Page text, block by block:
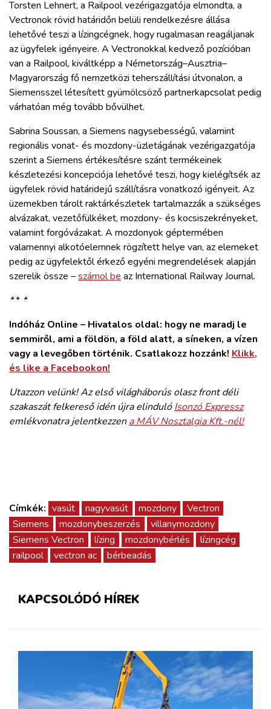
Torsten Lehnert, a Railpool vezérigazgatója elmondta, a
Vectronok rövid határidőn belüli rendelkezésre állása
lehetővé teszi a lízingcégnek, hogy rugalmasan reagáljanak
az ügyfelek igényeire. A Vectronokkal kedvező pozícióban
van a Railpool, kiváltképp a Németország–Ausztria–
Magyarország fő nemzetközi teherszállítási útvonalon, a
Siemensszel létesített gyümölcsöző partnerkapcsolat pedig
várhatóan még tovább bővülhet.
Sabrina Soussan, a Siemens nagysebességű, valamint
regionális vonat- és mozdony-üzletágának vezérigazgatója
szerint a Siemens értékesítésre szánt termékeinek
készletezési koncepciója lehetővé teszi, hogy kielégítsék az
ügyfelek rövid határidejű szállításra vonatkozó igényeit. Az
üzemekben tárolt raktárkészletek tartalmazzák a szükséges
alvázakat, vezetőfülkéket, mozdony- és kocsiszekrényeket,
valamint forgóvázakat. A mozdonyok géptermében
valamennyi alkotóelemnek rögzített helye van, az elemeket
pedig az ügyfelektől érkező egyéni megrendelések alapján
szerelik össze –számol be az International Railway Journal.
** *
Indóház Online – Hivatalos oldal: hogy ne maradj le
semmiről, ami a földön, a föld alatt, a síneken, a vízen
vagy a levegőben történik. Csatlakozz hozzánk! Klikk,
és like a Facebookon!
Utazzon velünk! Az első világháborús olasz front déli
szakaszát felkereső idén újra elindulóIsonzó Expressz
emlékvonatra jelentkezzena MÁV Nosztalgia Kft.-nél!
Címkék: vasút nagyvasút mozdony
Vectron
Siemens
mozdonybeszerzés
villanymozdony
Siemens Vectron
lízing mozdonybérlés
lízingcég
railpool
vectron ac bérbeadás
KAPCSOLÓDÓ HÍREK